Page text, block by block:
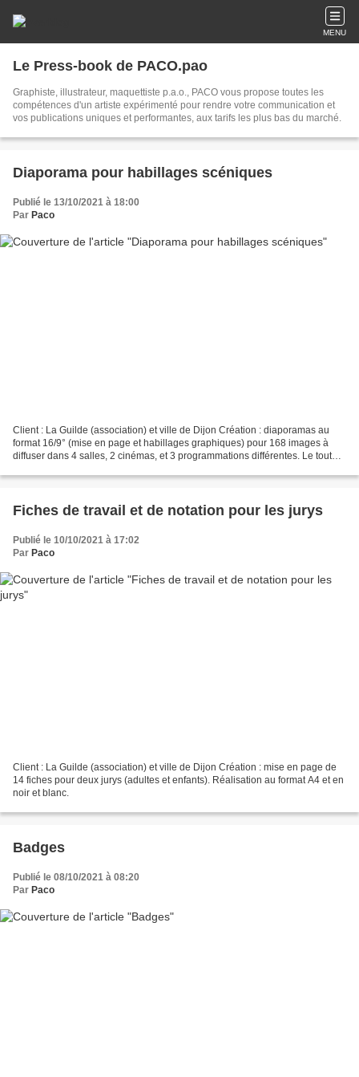
MENU
Le Press-book de PACO.pao
Graphiste, illustrateur, maquettiste p.a.o., PACO vous propose toutes les
compétences d'un artiste expérimenté pour rendre votre communication et
vos publications uniques et performantes, aux tarifs les plus bas du marché.
Diaporama pour habillages scéniques
Publié le 13/10/2021 à 18:00
Par Paco
Client : La Guilde (association) et ville de Dijon Création : diaporamas au
format 16/9° (mise en page et habillages graphiques) pour 168 images à
diffuser dans 4 salles, 2 cinémas, et 3 programmations différentes. Le tout
Fiches de travail et de notation pour les jurys
Publié le 10/10/2021 à 17:02
Par Paco
Client : La Guilde (association) et ville de Dijon Création : mise en page de
14 fiches pour deux jurys (adultes et enfants). Réalisation au format A4 et en
noir et blanc.
Badges
Publié le 08/10/2021 à 08:20
Par Paco